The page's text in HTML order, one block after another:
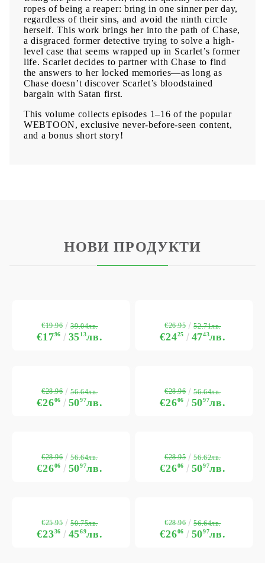
ropes of being a reaper: bring in one sinner per day,
regardless of their sins, and avoid the ninth circle
herself. This work brings her into the path of Chase,
a disgraced former detective trying to solve a high-
level case that seems wrapped up in Scarlet’s former
life. Scarlet decides to partner with Chase to find
the answers to her locked memories—as long as
Chase doesn’t discover Scarlet’s bloodstained
bargain with Satan first.
This volume collects episodes 1–16 of the popular
WEBTOON, exclusive never-before-seen content,
and a bonus short story!
НОВИ ПРОДУКТИ
€1796 3513лв.
€19.96 39.04лв.
€2425 4743лв.
€26.95 52.71лв.
€2606 5097лв.
€28.96 56.64лв.
€2606 5097лв.
€28.96 56.64лв.
€2606 5097лв.
€28.96 56.64лв.
€2606 5097лв.
€28.95 56.62лв.
€2336 4569лв.
€25.95 50.75лв.
€2606 5097лв.
€28.96 56.64лв.